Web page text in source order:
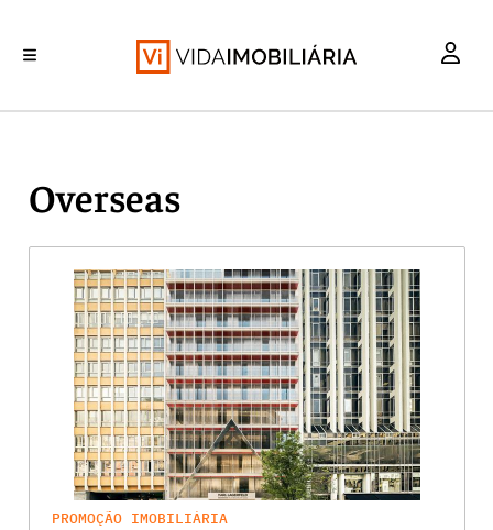
Overseas
PROMOÇÃO IMOBILIÁRIA